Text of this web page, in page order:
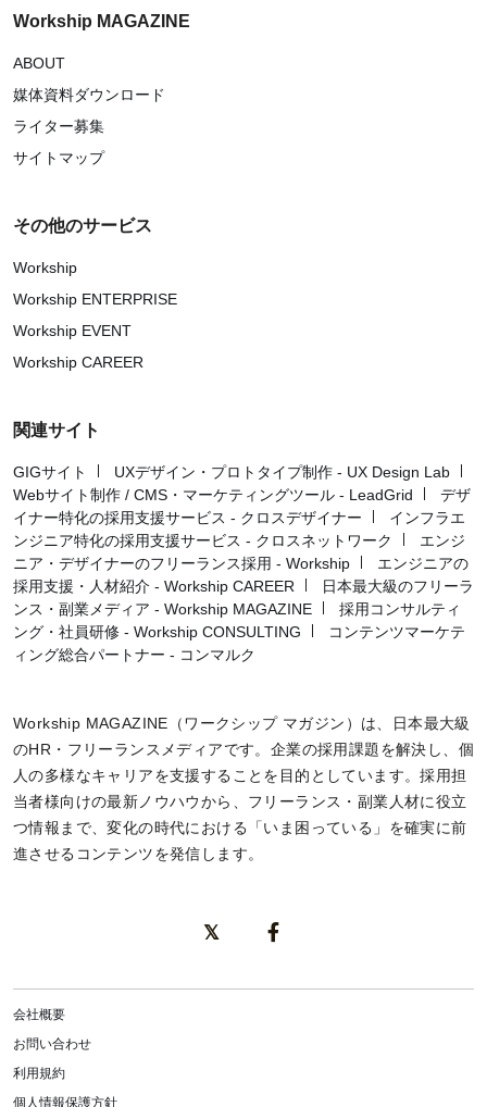
Workship MAGAZINE
ABOUT
媒体資料ダウンロード
ライター募集
サイトマップ
その他のサービス
Workship
Workship ENTERPRISE
Workship EVENT
Workship CAREER
関連サイト
GIGサイト
UXデザイン・プロトタイプ制作 - UX Design Lab
Webサイト制作 / CMS・マーケティングツール - LeadGrid
デザ
イナー特化の採用支援サービス - クロスデザイナー
インフラエ
ンジニア特化の採用支援サービス - クロスネットワーク
エンジ
ニア・デザイナーのフリーランス採用 - Workship
エンジニアの
採用支援・人材紹介 - Workship CAREER
日本最大級のフリーラ
ンス・副業メディア - Workship MAGAZINE
採用コンサルティ
ング・社員研修 - Workship CONSULTING
コンテンツマーケテ
ィング総合パートナー - コンマルク
Workship MAGAZINE（ワークシップ マガジン）は、日本最大級
のHR・フリーランスメディアです。企業の採用課題を解決し、個
人の多様なキャリアを支援することを目的としています。採用担
当者様向けの最新ノウハウから、フリーランス・副業人材に役立
つ情報まで、変化の時代における「いま困っている」を確実に前
進させるコンテンツを発信します。
会社概要
お問い合わせ
利用規約
個人情報保護方針